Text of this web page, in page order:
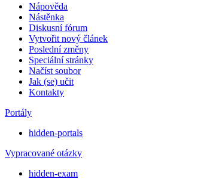
Nápověda
Nástěnka
Diskusní fórum
Vytvořit nový článek
Poslední změny
Speciální stránky
Načíst soubor
Jak (se) učit
Kontakty
Portály
hidden-portals
Vypracované otázky
hidden-exam